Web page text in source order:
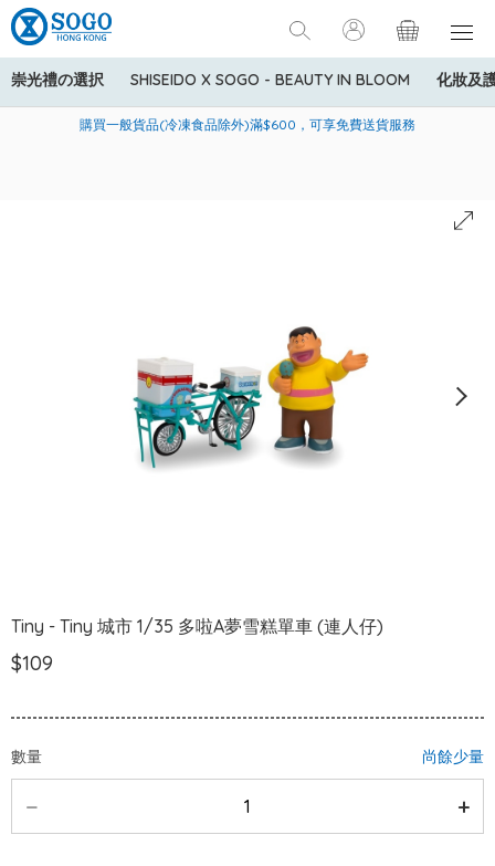
崇光禮の選択 SHISEIDO X SOGO - BEAUTY IN BLOOM 化妝及
美國運通Explorer®信用卡會員購物禮遇：高達5%簽賬回贈！
購買一般貨品(冷凍食品除外)滿$600，可享免費送貨服務
寄送中國內地服務只適用於指定商品，若訂單金額少於HK$600(折
Tiny - Tiny 城市 1/35 多啦A夢雪糕單車 (連人仔)
$109
數量 尚餘少量